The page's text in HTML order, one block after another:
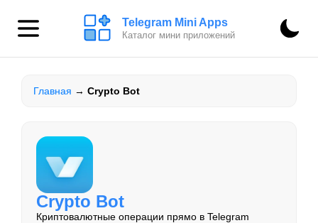
Telegram Mini Apps
Каталог мини приложений
Главная → Crypto Bot
Crypto Bot
Криптовалютные операции прямо в Telegram